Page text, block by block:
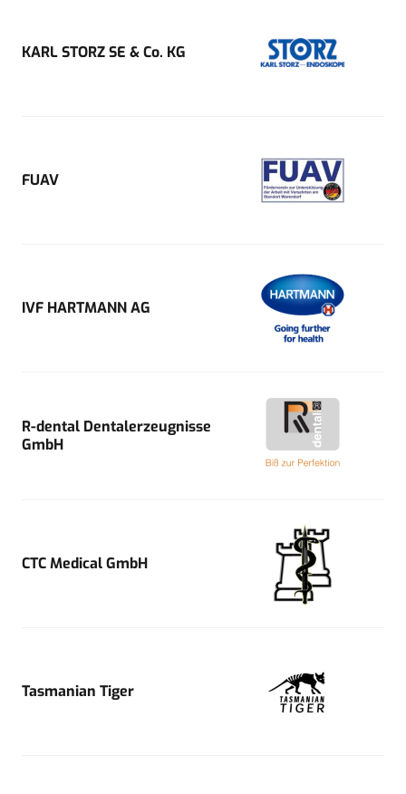
KARL STORZ SE & Co. KG
FUAV
IVF HARTMANN AG
R-dental Dentalerzeugnisse
GmbH
CTC Medical GmbH
Tasmanian Tiger